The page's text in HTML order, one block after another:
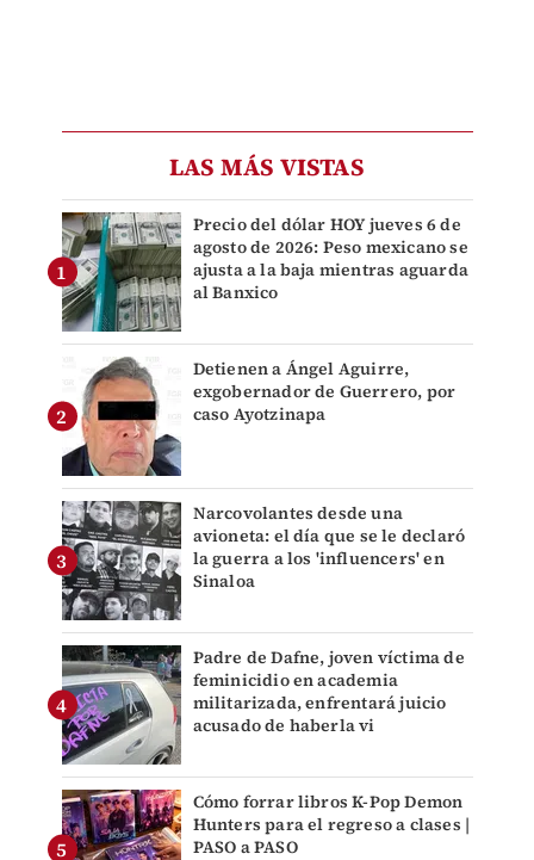
LAS MÁS VISTAS
Precio del dólar HOY jueves 6 de
agosto de 2026: Peso mexicano se
ajusta a la baja mientras aguarda
al Banxico
Detienen a Ángel Aguirre,
exgobernador de Guerrero, por
caso Ayotzinapa
Narcovolantes desde una
avioneta: el día que se le declaró
la guerra a los 'influencers' en
Sinaloa
Padre de Dafne, joven víctima de
feminicidio en academia
militarizada, enfrentará juicio
acusado de haberla vi
Cómo forrar libros K-Pop Demon
Hunters para el regreso a clases |
PASO a PASO